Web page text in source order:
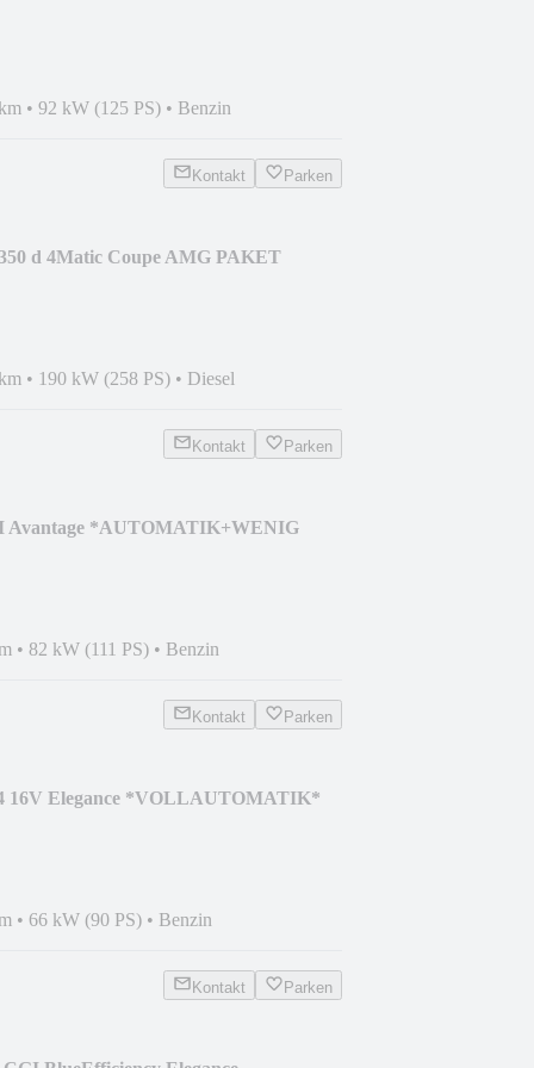
• 92 kW (125 PS) • Benzin
Kontakt Parken
d 4Matic Coupe AMG PAKET
• 190 kW (258 PS) • Diesel
Kontakt Parken
Avantage *AUTOMATIK+WENIG
• 82 kW (111 PS) • Benzin
Kontakt Parken
16V Elegance *VOLLAUTOMATIK*
• 66 kW (90 PS) • Benzin
Kontakt Parken